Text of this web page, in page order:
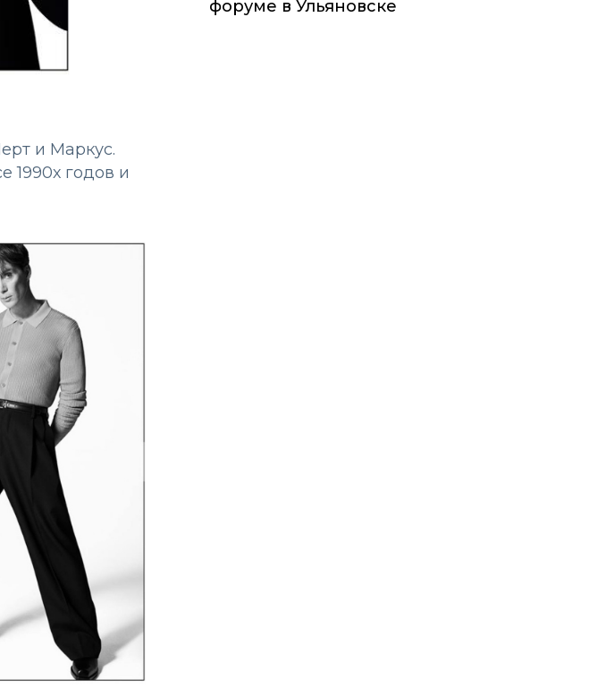
и Маркус.
1990х годов и
форуме в Ульяновске